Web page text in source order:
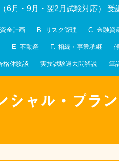
6月・9月・翌2月試験対応） 受
金計画 B. リスク管理 C. 金融資
E. 不動産 F. 相続・事業承継
格体験談 実技試験過去問解説 筆
ャル・プラ